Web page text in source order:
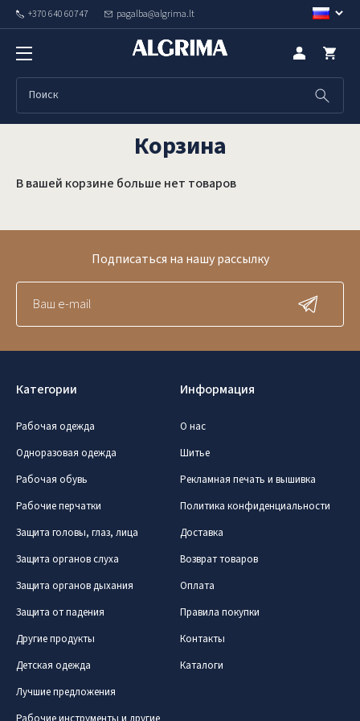
+370 640 60747 pagalba@algrima.lt
Корзина
В вашей корзине больше нет товаров
Категории
Рабочая одежда
Одноразовая одежда
Рабочая обувь
Рабочие перчатки
Защита головы, глаз, лица
Защита органов слуха
Защита органов дыхания
Защита от падения
Другие продукты
Детская одежда
Лучшие предложения
Информация
О нас
Шитье
Рекламная печать и вышивка
Политика конфиденциальности
Доставка
Возврат товаров
Оплата
Правила покупки
Контакты
Каталоги
Подписаться на нашу рассылку
Pamiršote slaptažodį?
ARBA
Google